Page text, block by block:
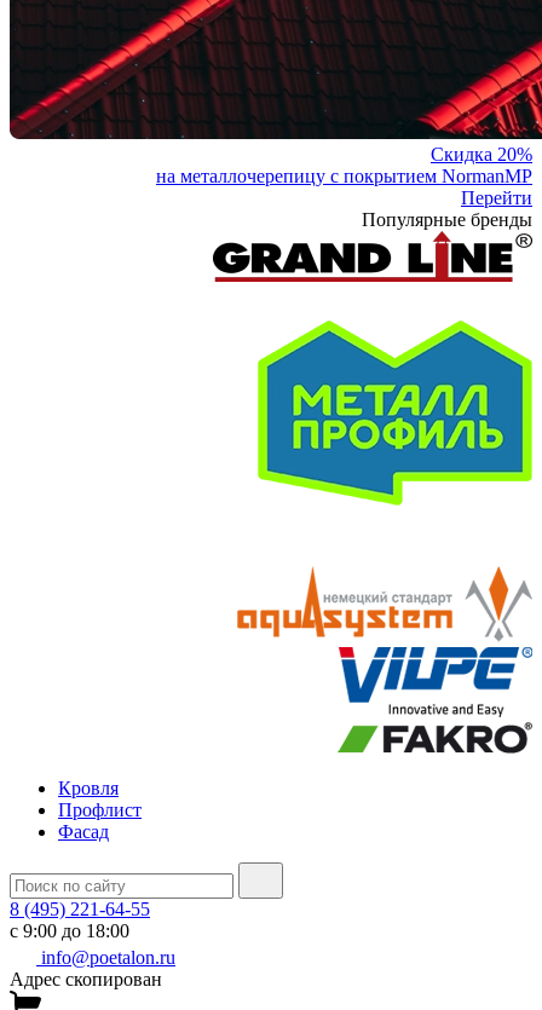
Скидка 20%
на металлочерепицу с покрытием NormanMP
Перейти
Популярные бренды
Кровля
Профлист
Фасад
8 (495) 221-64-55
с 9:00 до 18:00
info@poetalon.ru
Адрес скопирован